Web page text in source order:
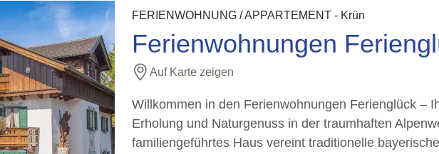
FERIENWOHNUNG / APPARTEMENT - Krün
Ferienwohnungen
Auf Karte zeigen
Willkommen in den Ferienwohnungen Ferienglück –
Erholung und Naturgenuss in der traumhaften
familiengeführtes Haus vereint traditionelle